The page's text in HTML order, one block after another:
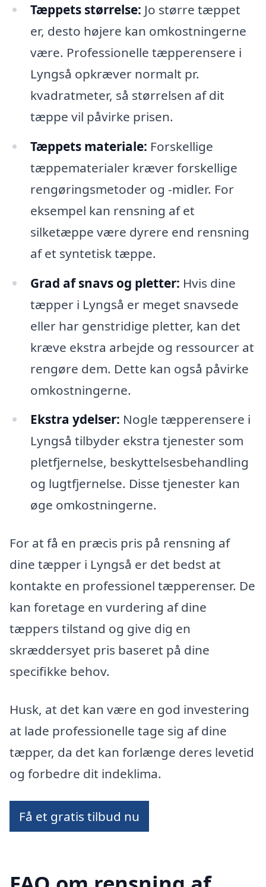
Tæppets størrelse: Jo større tæppet
er, desto højere kan omkostningerne
være. Professionelle tæpperensere i
Lyngså opkræver normalt pr.
kvadratmeter, så størrelsen af dit
tæppe vil påvirke prisen.
Tæppets materiale: Forskellige
tæppematerialer kræver forskellige
rengøringsmetoder og -midler. For
eksempel kan rensning af et
silketæppe være dyrere end rensning
af et syntetisk tæppe.
Grad af snavs og pletter: Hvis dine
tæpper i Lyngså er meget snavsede
eller har genstridige pletter, kan det
kræve ekstra arbejde og ressourcer at
rengøre dem. Dette kan også påvirke
omkostningerne.
Ekstra ydelser: Nogle tæpperensere i
Lyngså tilbyder ekstra tjenester som
pletfjernelse, beskyttelsesbehandling
og lugtfjernelse. Disse tjenester kan
øge omkostningerne.
For at få en præcis pris på rensning af
dine tæpper i Lyngså er det bedst at
kontakte en professionel tæpperenser. De
kan foretage en vurdering af dine
tæppers tilstand og give dig en
skræddersyet pris baseret på dine
specifikke behov.
Husk, at det kan være en god investering
at lade professionelle tage sig af dine
tæpper, da det kan forlænge deres levetid
og forbedre dit indeklima.
Få et gratis tilbud nu